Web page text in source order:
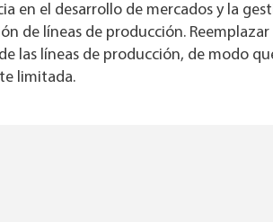
en el desarrollo de mercados y la
de líneas de producción.
las líneas de producción, de modo
limitada.